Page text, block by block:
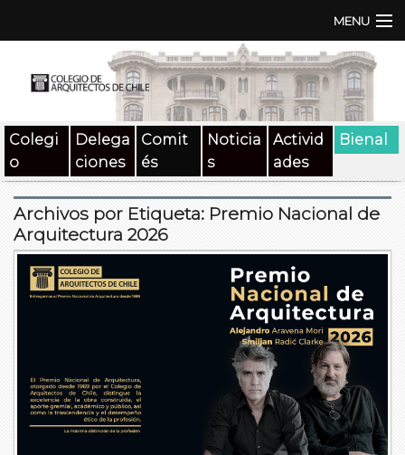
MENU
Documentos
SAT
Beneficios
Buscar:
Colegi
o
Delega
ciones
Comit
és
Noticia
s
Activid
ades
Bienal
Archivos por Etiqueta: Premio Nacional de
Arquitectura 2026